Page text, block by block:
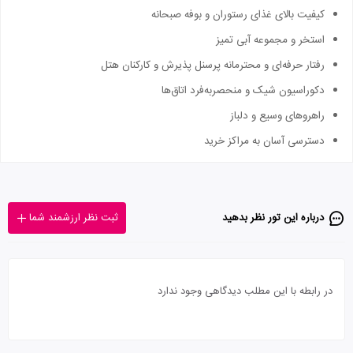
کیفیت بالای غذای رستوران و بوفه صبحانه
استخر و مجموعه آبی تمیز
رفتار حرفه‌ای و محترمانه پرسنل پذیرش و کارکنان هتل
دکوراسیون شیک و منحصربه‌فرد اتاق‌ها
راهروهای وسیع و دلباز
دسترسی آسان به مراکز خرید
درباره این تور‌ نظر بدهید ثبت نظر ارزشمند شما
در رابطه با این مطلب دیدگاهی وجود ندارد